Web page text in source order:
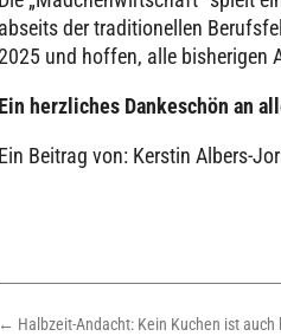
abseits der tra­di­tio­nel­len
und hoffen, alle bis­he­ri­gen
Ein herz­li­ches Dan­ke­schön an
Ein Beitrag von: Kerstin Albers-
← Halbzeit-Andacht: Kein Kuchen ist auch